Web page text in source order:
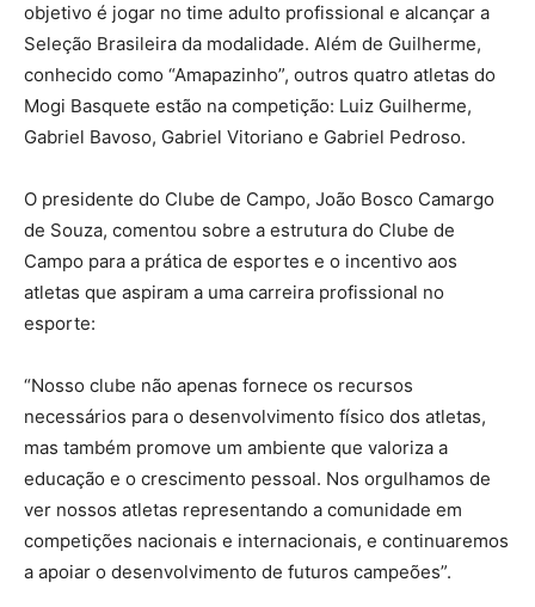
objetivo é jogar no time adulto profissional e alcançar a
Seleção Brasileira da modalidade. Além de Guilherme,
conhecido como “Amapazinho”, outros quatro atletas do
Mogi Basquete estão na competição: Luiz Guilherme,
Gabriel Bavoso, Gabriel Vitoriano e Gabriel Pedroso.
O presidente do Clube de Campo, João Bosco Camargo
de Souza, comentou sobre a estrutura do Clube de
Campo para a prática de esportes e o incentivo aos
atletas que aspiram a uma carreira profissional no
esporte:
“Nosso clube não apenas fornece os recursos
necessários para o desenvolvimento físico dos atletas,
mas também promove um ambiente que valoriza a
educação e o crescimento pessoal. Nos orgulhamos de
ver nossos atletas representando a comunidade em
competições nacionais e internacionais, e continuaremos
a apoiar o desenvolvimento de futuros campeões”.